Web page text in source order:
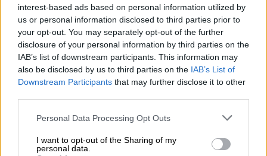
interest-based ads based on personal information utilized by
us or personal information disclosed to third parties prior to
your opt-out. You may separately opt-out of the further
disclosure of your personal information by third parties on the
IAB’s list of downstream participants. This information may
also be disclosed by us to third parties on the IAB’s List of
Downstream Participants that may further disclose it to other
Please note that this website/app uses one or more Google
not limited to your visit or usage behaviour. You may click to
grant or deny consent to Google and its third-party tags to
Personal Data Processing Opt Outs
I want to opt-out of the Sharing of my
personal data.
Οι νέοι θάνατοι ασθενών με COVID-19
είναι 72, ενώ από την έναρξη της
επιδημίας έχουν καταγραφεί συνολικά
16.838 θάνατοι. Το 95.4% είχε
υποκείμενο νόσημα ή/και ηλικία 70 ετών
και άνω.
Ο αριθμός των ασθενών που
551 (61.3% άνδρες). Η διάμεση ηλικία